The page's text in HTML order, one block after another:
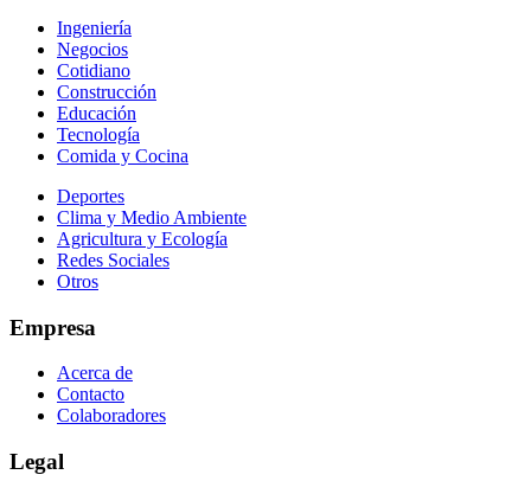
Ingeniería
Negocios
Cotidiano
Construcción
Educación
Tecnología
Comida y Cocina
Deportes
Clima y Medio Ambiente
Agricultura y Ecología
Redes Sociales
Otros
Empresa
Acerca de
Contacto
Colaboradores
Legal